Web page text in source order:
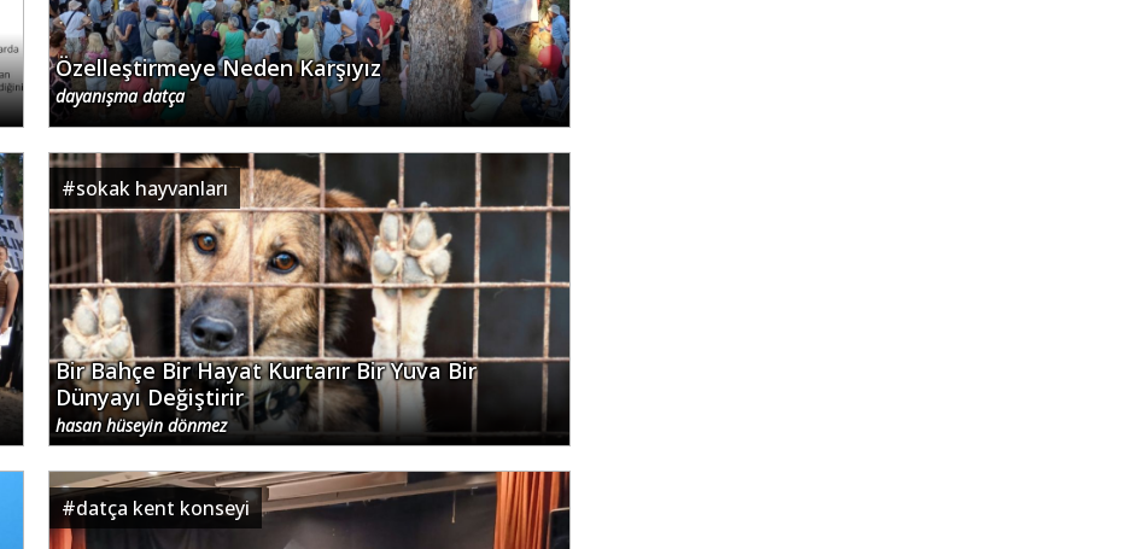
Özelleştirmeye Neden Karşıyız
dayanışma datça
#sokak hayvanları
Bir Bahçe Bir Hayat Kurtarır Bir Yuva Bir
Dünyayı Değiştirir
hasan hüseyin dönmez
#datça kent konseyi